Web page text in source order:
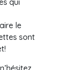
le
sont